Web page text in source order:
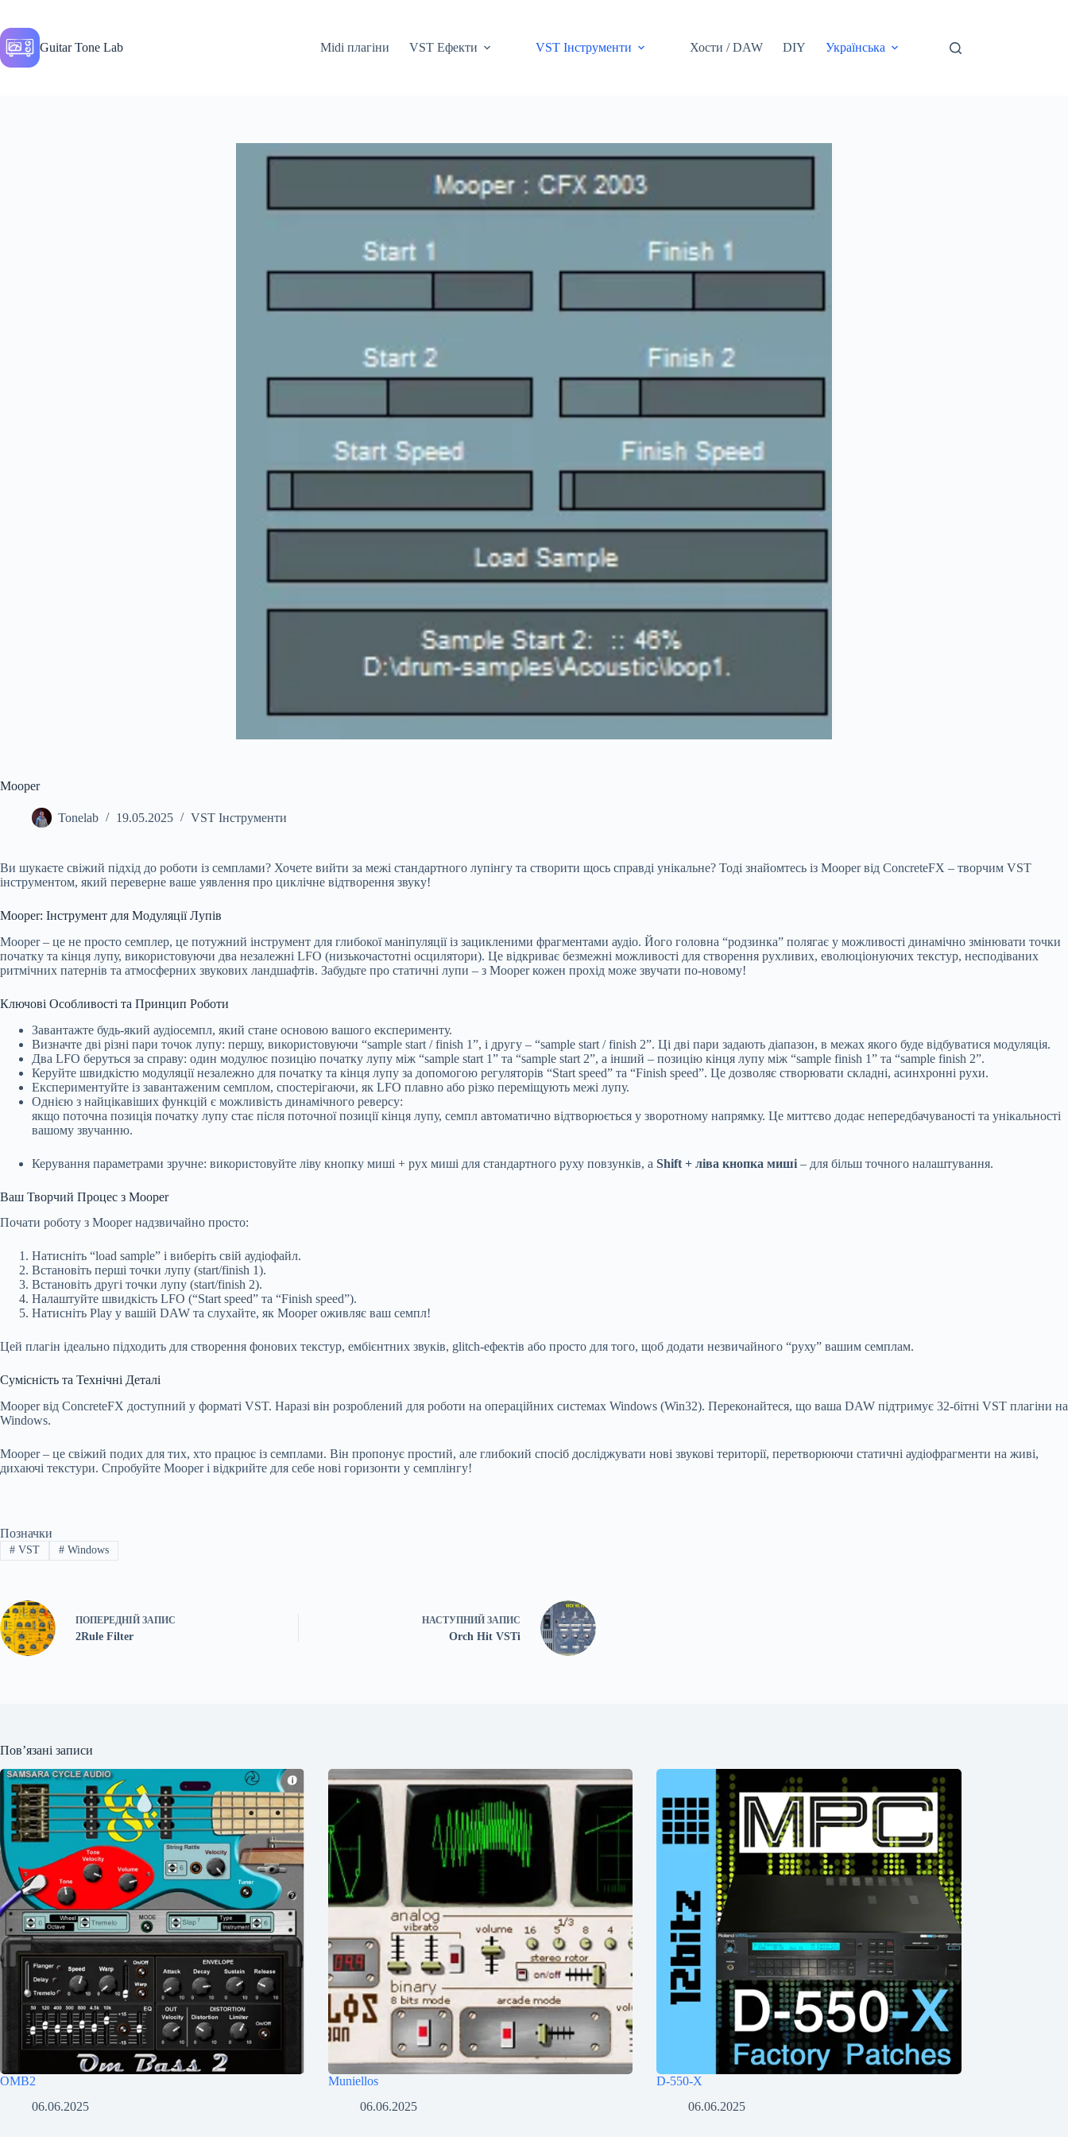
вмісту
Guitar Tone Lab
Midi плагіни VST Ефекти VST Інструменти Хости / DAW DIY Українська
Mooper
Tonelab 19.05.2025 VST Інструменти
Ви шукаєте свіжий підхід до роботи із семплами? Хочете вийти за межі стандартного лупінгу та створити щось справді унікальне? Тоді знайомтесь із Mooper від ConcreteFX – творчим VST
інструментом, який переверне ваше уявлення про циклічне відтворення звуку!
Mooper: Інструмент для Модуляції Лупів
Mooper – це не просто семплер, це потужний інструмент для глибокої маніпуляції із зацикленими фрагментами аудіо. Його головна “родзинка” полягає у можливості динамічно змінювати точки
початку та кінця лупу, використовуючи два незалежні LFO (низькочастотні осцилятори). Це відкриває безмежні можливості для створення рухливих, еволюціонуючих текстур, несподіваних
ритмічних патернів та атмосферних звукових ландшафтів. Забудьте про статичні лупи – з Mooper кожен прохід може звучати по-новому!
Ключові Особливості та Принцип Роботи
Завантажте будь-який аудіосемпл, який стане основою вашого експерименту.
Визначте дві різні пари точок лупу: першу, використовуючи “sample start / finish 1”, і другу – “sample start / finish 2”. Ці дві пари задають діапазон, в межах якого буде відбуватися модуляція.
Два LFO беруться за справу: один модулює позицію початку лупу між “sample start 1” та “sample start 2”, а інший – позицію кінця лупу між “sample finish 1” та “sample finish 2”.
Керуйте швидкістю модуляції незалежно для початку та кінця лупу за допомогою регуляторів “Start speed” та “Finish speed”. Це дозволяє створювати складні, асинхронні рухи.
Експериментуйте із завантаженим семплом, спостерігаючи, як LFO плавно або різко переміщують межі лупу.
Однією з найцікавіших функцій є можливість динамічного реверсу:
якщо поточна позиція початку лупу стає після поточної позиції кінця лупу, семпл автоматично відтворюється у зворотному напрямку. Це миттєво додає непередбачуваності та унікальності
вашому звучанню.
Керування параметрами зручне: використовуйте ліву кнопку миші + рух миші для стандартного руху повзунків, а Shift + ліва кнопка миші – для більш точного налаштування.
Ваш Творчий Процес з Mooper
Почати роботу з Mooper надзвичайно просто:
Натисніть “load sample” і виберіть свій аудіофайл.
Встановіть перші точки лупу (start/finish 1).
Встановіть другі точки лупу (start/finish 2).
Налаштуйте швидкість LFO (“Start speed” та “Finish speed”).
Натисніть Play у вашій DAW та слухайте, як Mooper оживляє ваш семпл!
Цей плагін ідеально підходить для створення фонових текстур, ембієнтних звуків, glitch-ефектів або просто для того, щоб додати незвичайного “руху” вашим семплам.
Сумісність та Технічні Деталі
Mooper від ConcreteFX доступний у форматі VST. Наразі він розроблений для роботи на операційних системах Windows (Win32). Переконайтеся, що ваша DAW підтримує 32-бітні VST плагіни на
Windows.
Mooper – це свіжий подих для тих, хто працює із семплами. Він пропонує простий, але глибокий спосіб досліджувати нові звукові території, перетворюючи статичні аудіофрагменти на живі,
дихаючі текстури. Спробуйте Mooper і відкрийте для себе нові горизонти у семплінгу!
Позначки
#VST #Windows
ПОПЕРЕДНІЙ ЗАПИС
2Rule Filter
НАСТУПНИЙ ЗАПИС
Orch Hit VSTi
Пов’язані записи
OMB2
06.06.2025
Muniellos
06.06.2025
D-550-X
06.06.2025